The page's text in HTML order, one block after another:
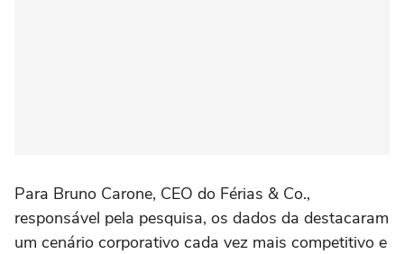
Para Bruno Carone, CEO do Férias & Co.,
responsável pela pesquisa, os dados da destacaram
um cenário corporativo cada vez mais competitivo e